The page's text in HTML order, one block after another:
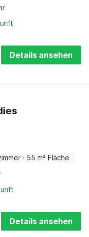
Details ansehen
· 55 m² Fläche
Details ansehen